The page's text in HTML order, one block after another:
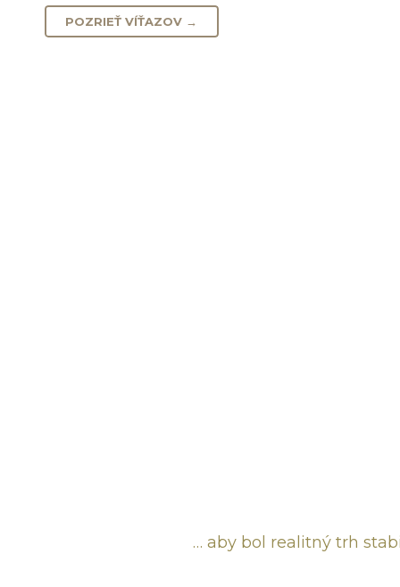
POZRIEŤ VÍŤAZOV →
… aby bol realitný trh